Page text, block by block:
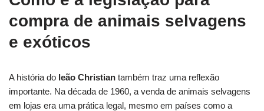
compra de animais selvagens
e exóticos
A história do leão Christian também traz uma reflexão
importante. Na década de 1960, a venda de animais selvagens
em lojas era uma prática legal, mesmo em países como a